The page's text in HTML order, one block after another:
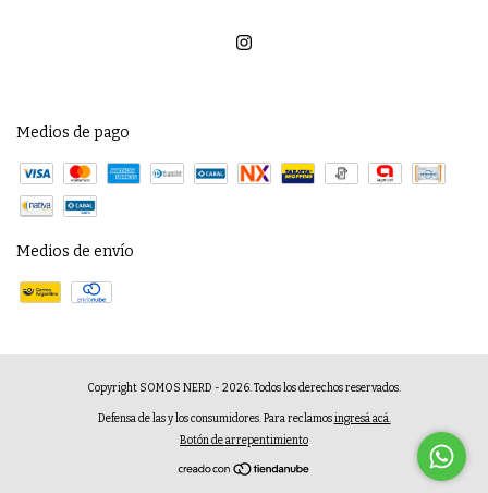
Medios de pago
Medios de envío
Copyright SOMOS NERD - 2026. Todos los derechos reservados.
Defensa de las y los consumidores. Para reclamos ingresá acá.
Botón de arrepentimiento